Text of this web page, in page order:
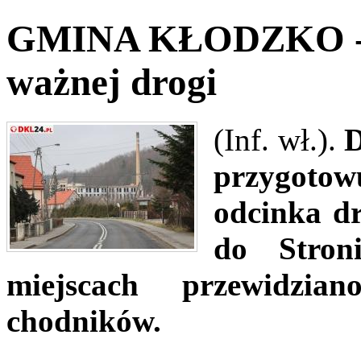
GMINA KŁODZKO
ważnej drogi
(Inf. wł.).
odcinka
do
miejscach
chodników.